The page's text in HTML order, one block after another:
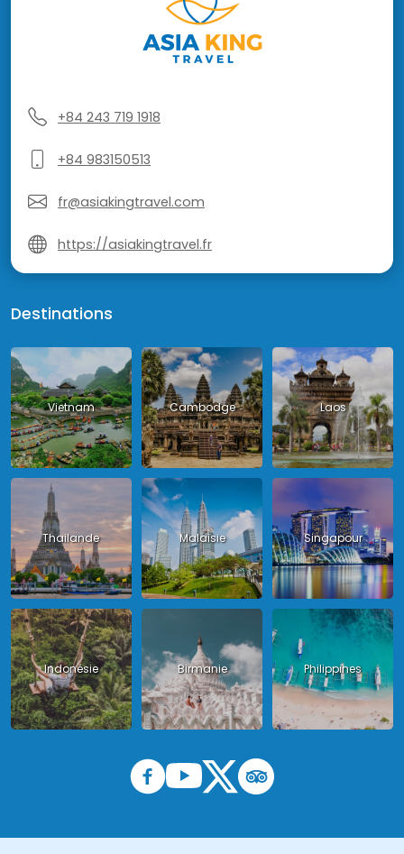
+84 243 719 1918
+84 983150513
fr@asiakingtravel.com
https://asiakingtravel.fr
Destinations
Vietnam Cambodge Laos
Thailande Malaisie Singapour
Indonésie Birmanie Philippines